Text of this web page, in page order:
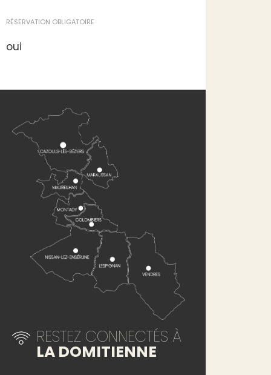
RÉSERVATION OBLIGATOIRE
oui
RESTEZ CONNECTÉS À
LA DOMITIENNE